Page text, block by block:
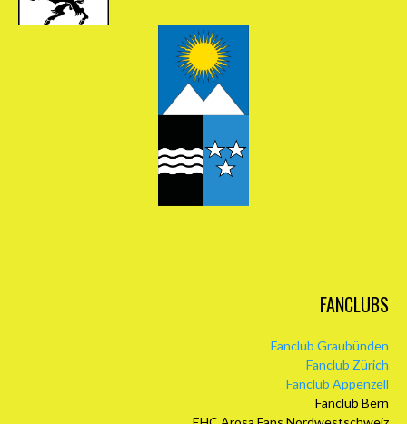
FANCLUBS
Fanclub Graubünden
Fanclub Zürich
Fanclub Appenzell
Fanclub Bern